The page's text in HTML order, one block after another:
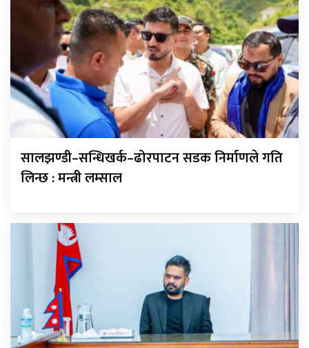
सालझण्डी–सन्धिखर्क–ढोरपाटन सडक निर्माणले गति
लिन्छ : मन्त्री लम्साल